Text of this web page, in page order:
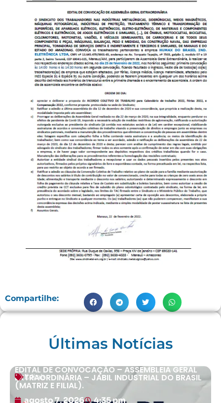
Compartilhe:
Últimas Notícias
Editais
EDITAL DE CONVOCAÇÃO – ASSEMBLEIA GERAL
EXTRAORDINÁRIA – JABIL INDUSTRIAL DO BRASIL
(MATRIZ E FILIAL).
agosto 7, 2026 4:35 pm